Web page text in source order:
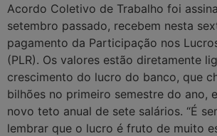
Acordo Coletivo de Trabalho foi
setembro passado, recebem nesta
pagamento da Participação nos
(PLR). Os valores estão diretamente
crescimento do lucro do banco, que
bilhões no primeiro semestre do ano,
novo teto anual de sete salários. “É
lembrar que o lucro é fruto de muito